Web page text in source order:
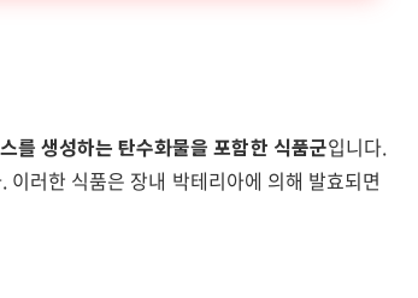
를 생성하는 탄수화물을 포함한 식품군입니다.
러한 식품은 장내 박테리아에 의해 발효되면